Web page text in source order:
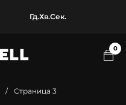
Гд.Хв.Сек.
0
/ Страница 3